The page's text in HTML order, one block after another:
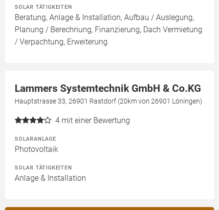
SOLAR TÄTIGKEITEN
Beratung, Anlage & Installation, Aufbau / Auslegung,
Planung / Berechnung, Finanzierung, Dach Vermietung
/ Verpachtung, Erweiterung
Lammers Systemtechnik GmbH & Co.KG
Hauptstrasse 33, 26901 Rastdorf (20km von 26901 Löningen)
4 mit einer Bewertung
SOLARANLAGE
Photovoltaik
SOLAR TÄTIGKEITEN
Anlage & Installation